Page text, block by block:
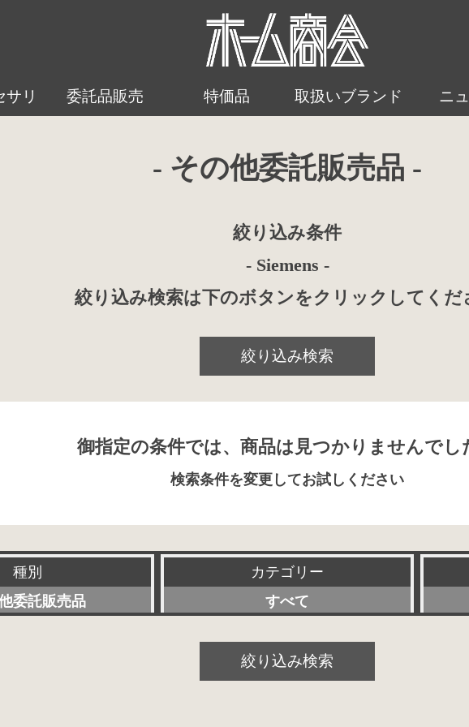
サリ 委託品販売 特価品 取扱いブランド ニ
- その他委託販売品 -
絞り込み条件
- Siemens -
絞り込み検索は下のボタンをクリックしてくだ
絞り込み検索
御指定の条件では、商品は見つかりませんでし
検索条件を変更してお試しください
種別
委託販売品
カテゴリー
すべて
パワーアンプ
絞り込み検索